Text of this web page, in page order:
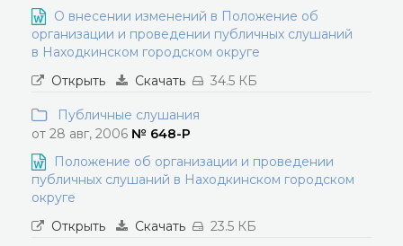
О внесении изменений в Положение об
организации и проведении публичных слушаний
в Находкинском городском округе
Открыть
Скачать 34.5 КБ
Публичные слушания
от 28 авг, 2006 № 648-Р
Положение об организации и проведении
публичных слушаний в Находкинском городском
округе
Открыть
Скачать 23.5 КБ